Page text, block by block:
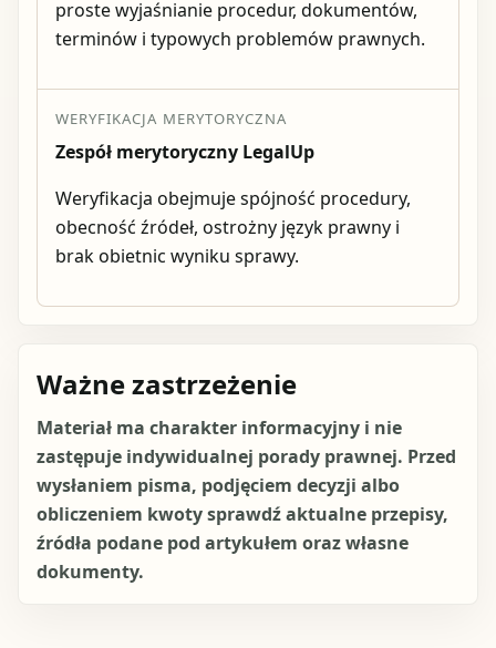
proste wyjaśnianie procedur, dokumentów,
terminów i typowych problemów prawnych.
WERYFIKACJA MERYTORYCZNA
Zespół merytoryczny LegalUp
Weryfikacja obejmuje spójność procedury,
obecność źródeł, ostrożny język prawny i
brak obietnic wyniku sprawy.
Ważne zastrzeżenie
Materiał ma charakter informacyjny i nie
zastępuje indywidualnej porady prawnej. Przed
wysłaniem pisma, podjęciem decyzji albo
obliczeniem kwoty sprawdź aktualne przepisy,
źródła podane pod artykułem oraz własne
dokumenty.